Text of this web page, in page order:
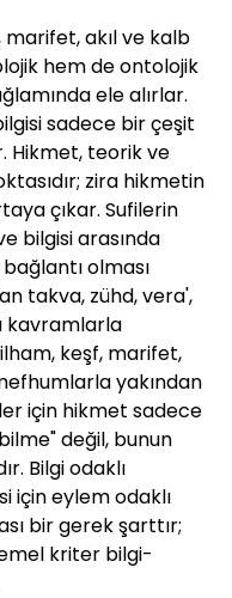
akıl ve kalb
hem de ontolojik
ele alırlar.
sadece bir çeşit
Hikmet, teorik ve
zira hikmetin
çıkar. Sufilerin
bilgisi arasında
olması
takva, zühd, vera',
kavramlarla
keşf, marifet,
yakından
için hikmet sadece
değil, bunun
Bilgi odaklı
için eylem odaklı
bir gerek şarttır;
kriter bilgi-